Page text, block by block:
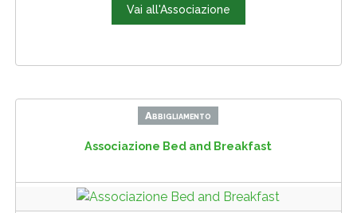
Vai all'Associazione
Abbigliamento
Associazione Bed and Breakfast